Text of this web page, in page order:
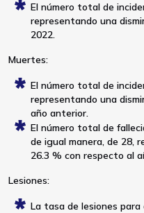
El número total de
representando una
2022.
Muertes:
El número total de
representando una
año anterior.
El número total de
de igual manera, de 28,
26.3 % con respecto al
Lesiones:
La tasa de lesiones para